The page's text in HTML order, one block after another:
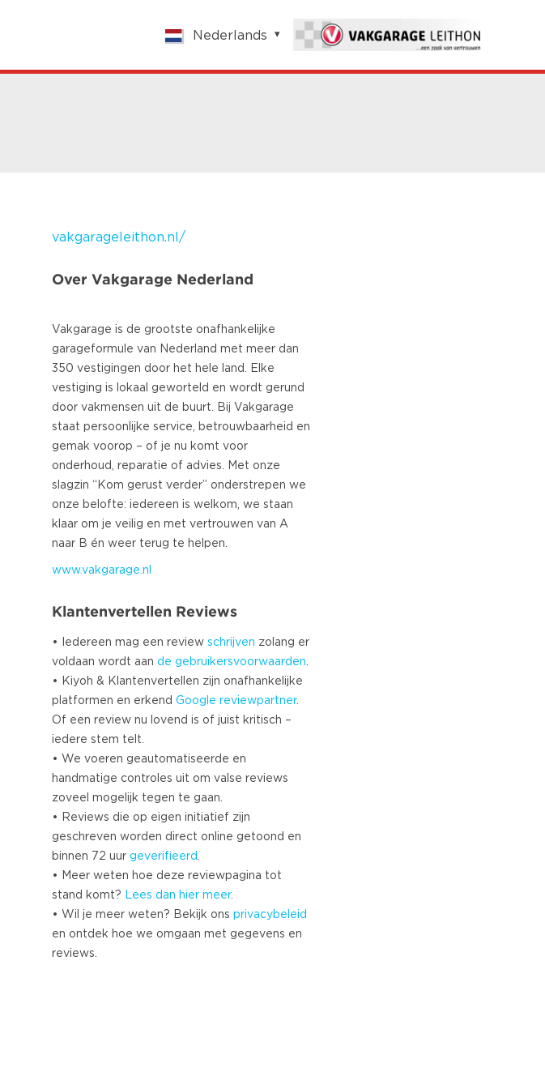
Nederlands
Nederlands
vakgarageleithon.nl/
Over Vakgarage Nederland
Vakgarage is de grootste onafhankelijke
garageformule van Nederland met meer dan
350 vestigingen door het hele land. Elke
vestiging is lokaal geworteld en wordt gerund
door vakmensen uit de buurt. Bij Vakgarage
staat persoonlijke service, betrouwbaarheid en
gemak voorop – of je nu komt voor
onderhoud, reparatie of advies. Met onze
slagzin “Kom gerust verder” onderstrepen we
onze belofte: iedereen is welkom, we staan
klaar om je veilig en met vertrouwen van A
www.vakgarage.nl
Klantenvertellen Reviews
• Iedereen mag een review schrijven zolang er
voldaan wordt aan de gebruikersvoorwaarden
• Kiyoh & Klantenvertellen zijn onafhankelijke
platformen en erkend Google reviewpartner.
Of een review nu lovend is of juist kritisch –
iedere stem telt.
• We voeren geautomatiseerde en
handmatige controles uit om valse reviews
zoveel mogelijk tegen te gaan.
• Reviews die op eigen initiatief zijn
geschreven worden direct online getoond en
binnen 72 uur geverifieerd
• Meer weten hoe deze reviewpagina tot
stand komt? Lees dan hier meer.
• Wil je meer weten? Bekijk ons privacybeleid
en ontdek hoe we omgaan met gegevens en
reviews.